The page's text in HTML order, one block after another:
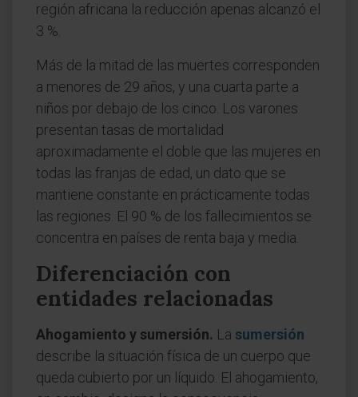
región africana la reducción apenas alcanzó el
3 %.
Más de la mitad de las muertes corresponden
a menores de 29 años, y una cuarta parte a
niños por debajo de los cinco. Los varones
presentan tasas de mortalidad
aproximadamente el doble que las mujeres en
todas las franjas de edad, un dato que se
mantiene constante en prácticamente todas
las regiones. El 90 % de los fallecimientos se
concentra en países de renta baja y media.
Diferenciación con
entidades relacionadas
Ahogamiento y sumersión. La sumersión
describe la situación física de un cuerpo que
queda cubierto por un líquido. El ahogamiento,